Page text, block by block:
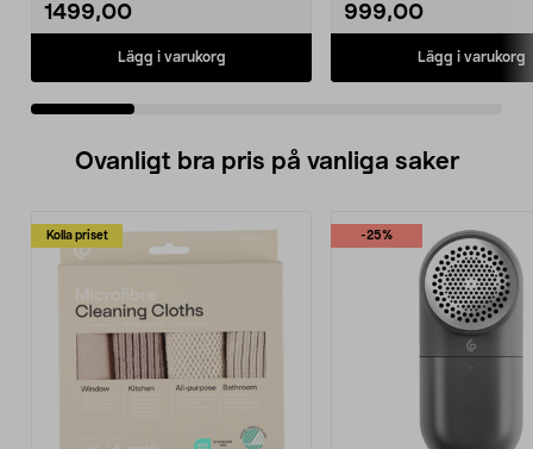
1499,00
Lägg i varukorg
999,00
Lägg i varukorg
Ovanligt bra pris på vanliga saker
Kolla priset -25%